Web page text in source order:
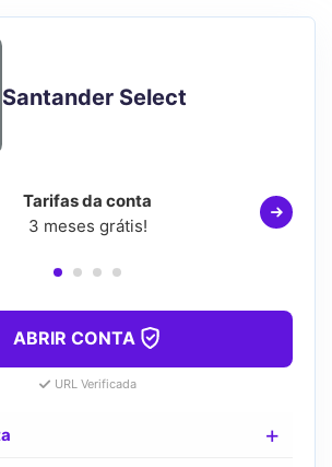
Santander Select
Tarifas da conta
3 meses grátis!
ABRIR CONTA
URL Verificada